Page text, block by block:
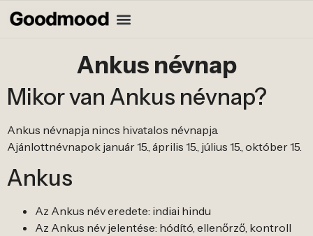
Ankus névnap
Mikor van Ankus névnap?
Ankus névnapja nincs hivatalos névnapja.
Ajánlottnévnapok január 15., április 15., július 15., október 15.
Ankus
Az Ankus név eredete: indiai hindu
Az Ankus név jelentése: hódító, ellenőrző, kontroll